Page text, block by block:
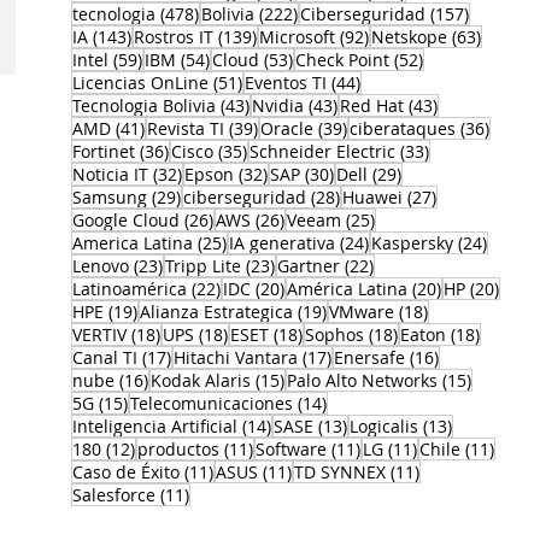
tecnologia (478)478 entradas
Bolivia (222)222 entradas
Ciberseguridad (157)157
IA (143)143 entradas
Rostros IT (139)139 entradas
Microsoft (92)92 entradas
Netskope (63)63
Intel (59)59 entradas
IBM (54)54 entradas
Cloud (53)53 entradas
Check Point (52)52 entradas
Licencias OnLine (51)51 entradas
Eventos TI (44)44 entradas
Tecnologia Bolivia (43)43 entradas
Nvidia (43)43 entradas
Red Hat (43)43 entradas
AMD (41)41 entradas
Revista TI (39)39 entradas
Oracle (39)39 entradas
ciberataques (36)36
Fortinet (36)36 entradas
Cisco (35)35 entradas
Schneider Electric (33)33 entradas
Noticia IT (32)32 entradas
Epson (32)32 entradas
SAP (30)30 entradas
Dell (29)29 entradas
Samsung (29)29 entradas
ciberseguridad (28)28 entradas
Huawei (27)27 entradas
Google Cloud (26)26 entradas
AWS (26)26 entradas
Veeam (25)25 entradas
America Latina (25)25 entradas
IA generativa (24)24 entradas
Kaspersky (24)24
Lenovo (23)23 entradas
Tripp Lite (23)23 entradas
Gartner (22)22 entradas
Latinoamérica (22)22 entradas
IDC (20)20 entradas
América Latina (20)20 entradas
HP (20)20
HPE (19)19 entradas
Alianza Estrategica (19)19 entradas
VMware (18)18 entradas
VERTIV (18)18 entradas
UPS (18)18 entradas
ESET (18)18 entradas
Sophos (18)18 entradas
Eaton (18)18
Canal TI (17)17 entradas
Hitachi Vantara (17)17 entradas
Enersafe (16)16 entradas
nube (16)16 entradas
Kodak Alaris (15)15 entradas
Palo Alto Networks (15)15
5G (15)15 entradas
Telecomunicaciones (14)14 entradas
Inteligencia Artificial (14)14 entradas
SASE (13)13 entradas
Logicalis (13)13
180 (12)12 entradas
productos (11)11 entradas
Software (11)11 entradas
LG (11)11 entradas
Chile (11)11
Caso de Éxito (11)11 entradas
ASUS (11)11 entradas
TD SYNNEX (11)11 entradas
Salesforce (11)11 entradas